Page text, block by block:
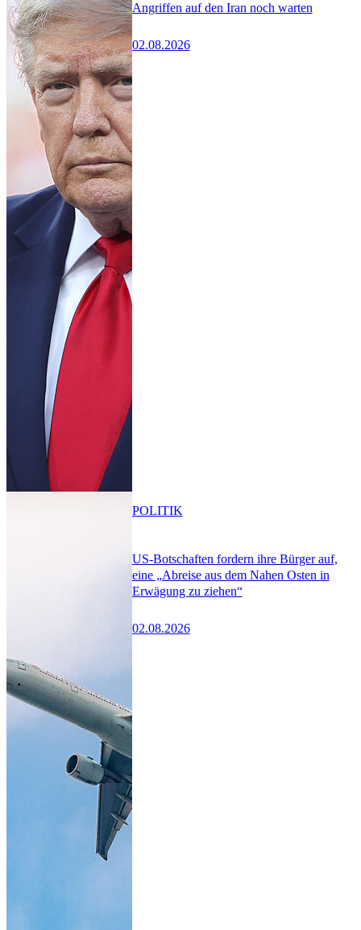
Angriffen auf den Iran noch warten
02.08.2026
US-Botschaften fordern ihre Bürger auf,
eine „Abreise aus dem Nahen Osten in
Erwägung zu ziehen“
02.08.2026
POLITIK